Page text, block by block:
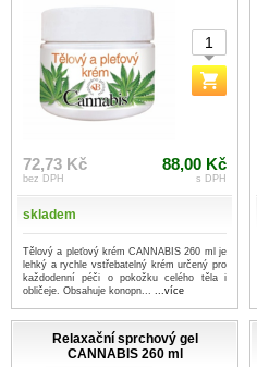
72,73 Kč
bez DPH
88,00 Kč
s DPH
skladem
Tělový a pleťový krém CANNABIS 260 ml je
lehký a rychle vstřebatelný krém určený pro
každodenní péči o pokožku celého těla i
obličeje. Obsahuje konopn...
...více
Relaxační sprchový gel
CANNABIS 260 ml